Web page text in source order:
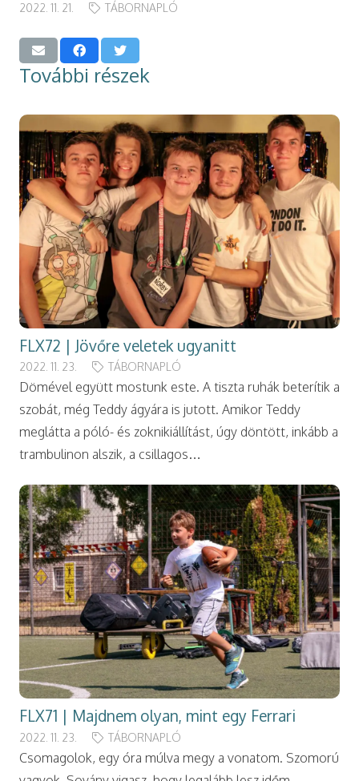
2022. 11. 21. TÁBORNAPLÓ
További részek
FLX72 | Jövőre veletek ugyanitt
2022. 11. 23. TÁBORNAPLÓ
Dömével együtt mostunk este. A tiszta ruhák beterítik a
szobát, még Teddy ágyára is jutott. Amikor Teddy
meglátta a póló- és zoknikiállítást, úgy döntött, inkább a
trambulinon alszik, a csillagos…
FLX71 | Majdnem olyan, mint egy Ferrari
2022. 11. 23. TÁBORNAPLÓ
Csomagolok, egy óra múlva megy a vonatom. Szomorú